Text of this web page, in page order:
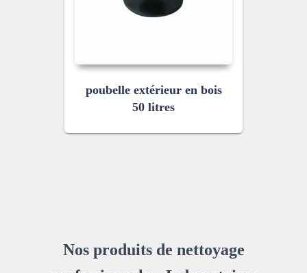
poubelle extérieur en bois
50 litres
Nos produits de nettoyage